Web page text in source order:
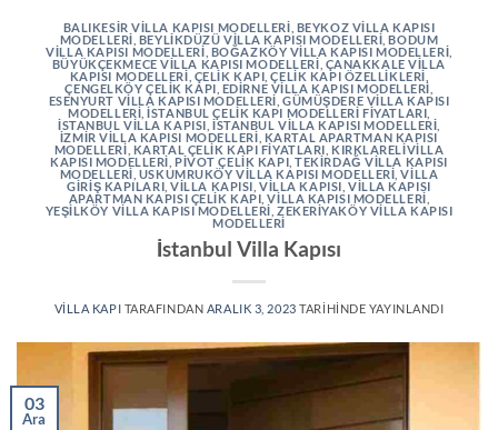
BALIKESIR VILLA KAPISI MODELLERI BEYKOZ VILLA KAPISI
MODELLERI BEYLIKDÜZÜ VILLA KAPISI MODELLERI ,BODUM
VILLA KAPISI MODELLERI BOĞAZKÖY VILLA KAPISI MODELLERI
BÜYÜKÇEKMECE VILLA KAPISI MODELLERI ÇANAKKALE VILLA
KAPISI MODELLERI ÇELIK KAPI ,ÇELIK KAPI ÖZELLIKLERI
ÇENGELKÖY ÇELIK KAPI EDIRNE VILLA KAPISI MODELLERI
ESENYURT VILLA KAPISI MODELLERI ,GÜMÜŞDERE VILLA KAPISI
MODELLERI ,İSTANBUL ÇELIK KAPI MODELLERI FIYATLARI
İSTANBUL VILLA KAPISI İSTANBUL VILLA KAPISI MODELLERI
İZMIR VILLA KAPISI MODELLERI KARTAL APARTMAN KAPISI
MODELLERI KARTAL ÇELIK KAPI FIYATLARI KIRKLARELIVILLA
KAPISI MODELLERI PIVOT ÇELIK KAPI ,TEKIRDAĞ VILLA KAPISI
MODELLERI USKUMRUKÖY VILLA KAPISI MODELLERI ,VILLA
GIRIŞ KAPILARI ,VILLA KAPISI ,VILLA KAPISI VILLA KAPISI
APARTMAN KAPISI ÇELIK KAPI ,VILLA KAPISI MODELLERI
YEŞILKÖY VILLA KAPISI MODELLERI ,ZEKERIYAKÖY VILLA KAPISI
MODELLERI
İstanbul Villa Kapısı
VILLA KAPI TARAFINDAN ARALIK 3, 2023 TARIHINDE YAYINLANDI
03
Ara